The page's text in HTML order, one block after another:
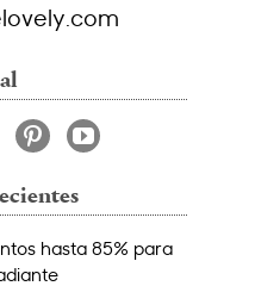
hasta 85% para